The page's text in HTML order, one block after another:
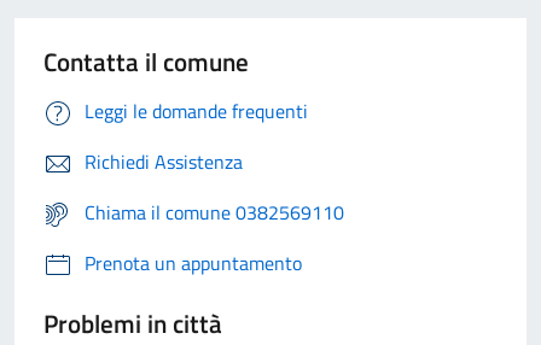
Contatta il comune
Leggi le domande frequenti
Richiedi Assistenza
Chiama il comune 0382569110
Prenota un appuntamento
Problemi in città